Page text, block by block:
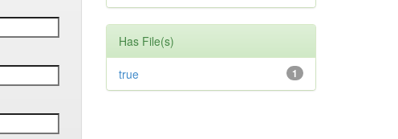
Has File(s)
1
true